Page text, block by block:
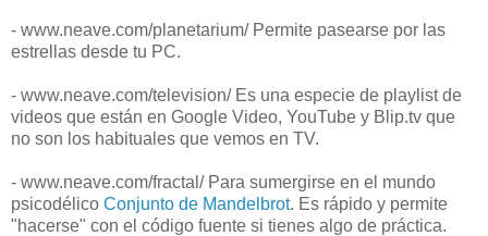
- www.neave.com/planetarium/ Permite pasearse por las
estrellas desde tu PC.
- www.neave.com/television/ Es una especie de playlist de
videos que están en Google Video, YouTube y Blip.tv que
no son los habituales que vemos en TV.
- www.neave.com/fractal/ Para sumergirse en el mundo
psicodélico Conjunto de Mandelbrot. Es rápido y permite
"hacerse" con el código fuente si tienes algo de práctica.